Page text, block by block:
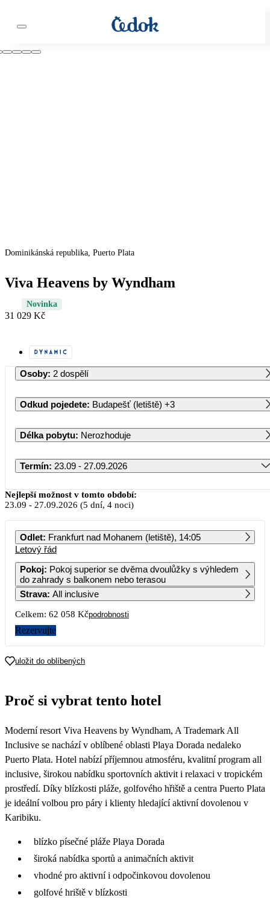
Dominikánská republika, Puerto Plata
Viva Heavens by Wyndham
Novinka
31 029 Kč
Osoby: 2 dospělí
Odkud pojedete: Budapešť (letiště) +3
Délka pobytu: Nerozhoduje
Termín: 23.09 - 27.09.2026
Září 2026
PO ÚT ST ČT PÁ SO NE
35 749 36 209
7 8 9 10 11 12 13
14 15 16
21 22 23 24 25 26 27
Nejlepší možnost v tomto období:
23.09 - 27.09.2026 (5 dní, 4 noci)
Odlet: Frankfurt nad Mohanem (letiště), 14:05
Letový řád
Pokoj: Pokoj superior se dvěma dvoulůžky s výhledem
do zahrady s balkonem nebo terasou
Strava: All inclusive
Celkem: 62 058 Kčpodrobnosti
Rezervujte
uložit do oblíbených
Proč si vybrat tento hotel
Moderní resort Viva Heavens by Wyndham, A Trademark All
Inclusive se nachází v oblíbené oblasti Playa Dorada nedaleko
Puerto Plata. Hotel nabízí příjemnou atmosféru, kvalitní program all
inclusive, širokou nabídku sportovních aktivit i relaxaci v tropickém
prostředí. Díky blízkosti pláže, golfového hřiště a centra Puerto Plata
je ideální volbou pro páry i klienty hledající aktivní dovolenou v
Karibiku.
blízko písečné pláže Playa Dorada
široká nabídka sportů a animačních aktivit
vhodné pro aktivní i odpočinkovou dovolenou
golfové hriště v blízkosti